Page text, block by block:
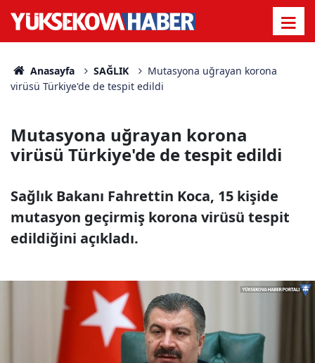
Anasayfa SAĞLIK
Mutasyona uğrayan korona
virüsü Türkiye'de de tespit edildi
Mutasyona uğrayan korona
virüsü Türkiye'de de tespit edildi
Sağlık Bakanı Fahrettin Koca, 15 kişide
mutasyon geçirmiş korona virüsü tespit
edildiğini açıkladı.